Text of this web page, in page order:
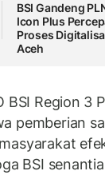
BSI Gandeng
Icon Plus
Proses
Aceh
BSI Region 3
pemberian
BSI